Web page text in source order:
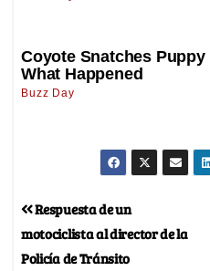
Respuesta de un
motociclista al director de la
Policía de Tránsito